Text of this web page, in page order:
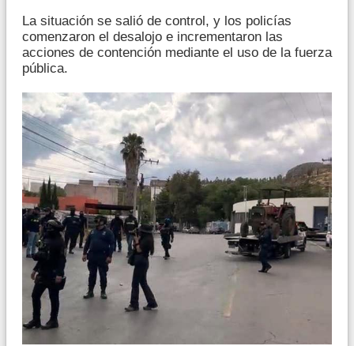
La situación se salió de control, y los policías
comenzaron el desalojo e incrementaron las
acciones de contención mediante el uso de la fuerza
pública.